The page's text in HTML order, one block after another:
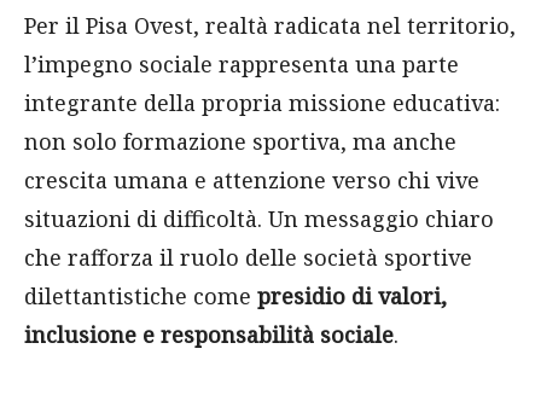
Per il Pisa Ovest, realtà radicata nel territorio,
l’impegno sociale rappresenta una parte
integrante della propria missione educativa:
non solo formazione sportiva, ma anche
crescita umana e attenzione verso chi vive
situazioni di difficoltà. Un messaggio chiaro
che rafforza il ruolo delle società sportive
dilettantistiche come presidio di valori,
inclusione e responsabilità sociale.